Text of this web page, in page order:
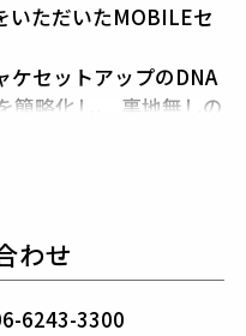
いただいたMOBILEセ
ケセットアップのDNA
簡略化し、 裏地無しの
属することでどこで
す。
わせ
6243-3300